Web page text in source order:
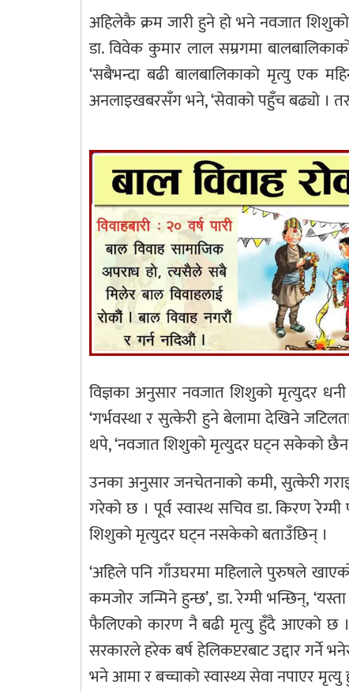
अहिलेकै क्रम जारी हुने हो भने नवजात
डा. विवेक कुमार लाल सम्रगमा
‘सबैभन्दा बढी बालबालिकाको मृत्यु एक
अनलाइखबरसँग भने, ‘सेवाको पहुँच बढ्यो ।
विज्ञका अनुसार नवजात शिशुको मृत्युदर
‘गर्भवस्था र सुत्केरी हुने बेलामा देखिने
थपे, ‘नवजात शिशुको मृत्युदर घट्न सकेको छैन ।
उनका अनुसार जनचेतनाको कमी, सुत्केरी
गरेको छ । पूर्व स्वास्थ सचिव डा. किरण
शिशुको मृत्युदर घट्न नसकेको बताउँछिन् ।
‘अहिले पनि गाँउघरमा महिलाले पुरुषले
कमजोर जन्मिने हुन्छ’, डा. रेग्मी भन्छिन्,
फैलिएको कारण नै बढी मृत्यु हुँदै आएको छ ।
सरकारले हरेक बर्ष हेलिकप्टरबाट उद्दार गर्ने
भने आमा र बच्चाको स्वास्थ्य सेवा नपाएर मृत्यु